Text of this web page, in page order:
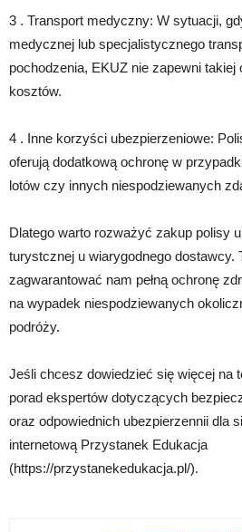
3 . Transport medyczny: W sytuacji,
medycznej lub specjalistycznego
pochodzenia, EKUZ nie zapewni
kosztów.
4 . Inne korzyści ubezpierzeniowe:
oferują dodatkową ochronę w
lotów czy innych niespodziewanych
Dlatego warto rozważyć zakup polisy
turystcznej u wiarygodnego dostawcy.
zagwarantować nam pełną ochronę
na wypadek niespodziewanych
podróży.
Jeśli chcesz dowiedzieć się więcej na
porad ekspertów dotyczących
oraz odpowiednich ubezpierzennii dla
internetową Przystanek Edukacja
(https://przystanekedukacja.pl/).